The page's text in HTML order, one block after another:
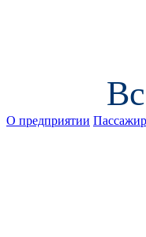
О предприятии